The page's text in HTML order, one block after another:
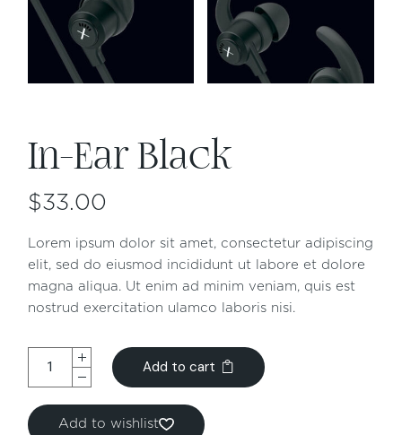
In-Ear Black
$33.00
Lorem ipsum dolor sit amet, consectetur adipiscing
elit, sed do eiusmod incididunt ut labore et dolore
magna aliqua. Ut enim ad minim veniam, quis est
nostrud exercitation ulamco laboris nisi.
Add to cart
Add to wishlist